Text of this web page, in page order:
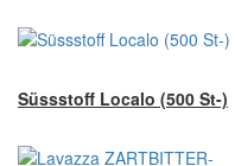
Süssstoff Localo (500 St-)